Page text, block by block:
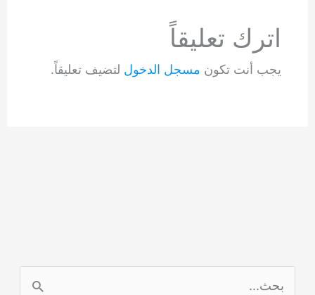
اترك تعليقاً
يجب أنت تكون مسجل الدخول لتضيف تعليقاً.